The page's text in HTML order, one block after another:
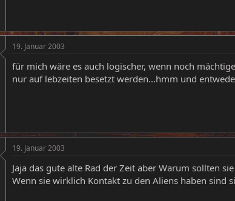
19. Januar 2003
für mich wäre es auch logischer, wenn noch
nur auf lebzeiten besetzt werden...hmm und
19. Januar 2003
Jaja das gute alte Rad der Zeit aber Warum sollten
Wenn sie wirklich Kontakt zu den Aliens haben sind